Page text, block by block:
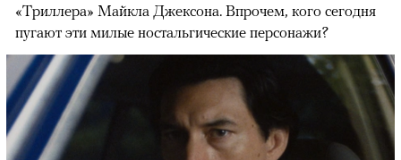
«Триллера» Майкла Джексона. Впрочем, кого сегодня
пугают эти милые ностальгические персонажи?